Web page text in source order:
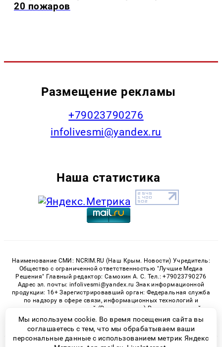
20 пожаров
Размещение рекламы
+79023790276
infolivesmi@yandex.ru
Наша статистика
Наименование СМИ: NCRIM.RU (Наш Крым. Новости) Учредитель:
Общество с ограниченной ответственностью "Лучшие Медиа
Решения" Главный редактор: Самохин А. С. Тел.: +79023790276
Адрес эл. почты: infolivesmi@yandex.ru Знак информационной
продукции: 16+ Зарегистрировавший орган: Федеральная служба
по надзору в сфере связи, информационных технологий и
массовых коммуникаций (Роскомнадзор) Регистрационный
номер СМИ ЭЛ № ФС 77 - 81150 от 02.06.2021
Мы используем cookie. Во время посещения сайта вы
соглашаетесь с тем, что мы обрабатываем ваши
персональные данные с использованием метрик Яндекс